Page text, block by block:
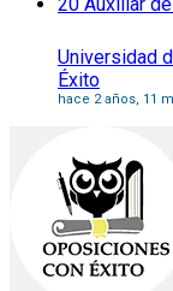
Universidad
Éxito
hace 2 años, 11